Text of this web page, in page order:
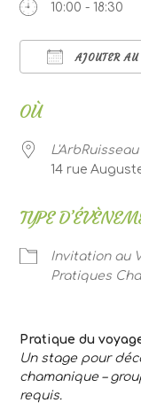
10:00 - 18:30
AJOUTER
OÙ
L'ArbRuisseau
14 rue
TYPE
Invitation au
Pratiques
Pratique du
Un stage pour
chamanique –
requis.